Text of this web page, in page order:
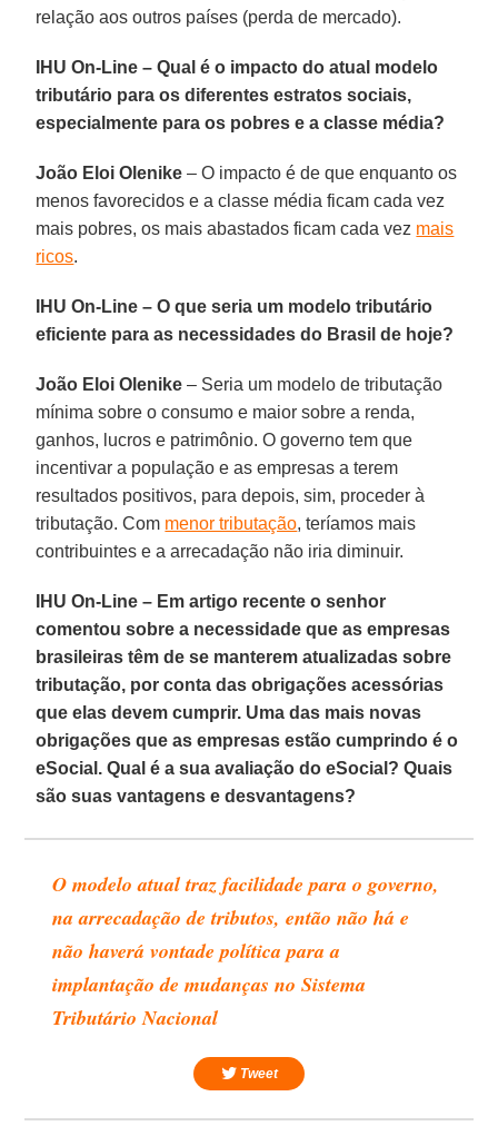
relação aos outros países (perda de mercado).
IHU On-Line – Qual é o impacto do atual modelo
tributário para os diferentes estratos sociais,
especialmente para os pobres e a classe média?
João Eloi Olenike – O impacto é de que enquanto os
menos favorecidos e a classe média ficam cada vez
mais pobres, os mais abastados ficam cada vez mais
ricos.
IHU On-Line – O que seria um modelo tributário
eficiente para as necessidades do Brasil de hoje?
João Eloi Olenike – Seria um modelo de tributação
mínima sobre o consumo e maior sobre a renda,
ganhos, lucros e patrimônio. O governo tem que
incentivar a população e as empresas a terem
resultados positivos, para depois, sim, proceder à
tributação. Com menor tributação, teríamos mais
contribuintes e a arrecadação não iria diminuir.
IHU On-Line – Em artigo recente o senhor
comentou sobre a necessidade que as empresas
brasileiras têm de se manterem atualizadas sobre
tributação, por conta das obrigações acessórias
que elas devem cumprir. Uma das mais novas
obrigações que as empresas estão cumprindo é o
eSocial. Qual é a sua avaliação do eSocial? Quais
são suas vantagens e desvantagens?
O modelo atual traz facilidade para o governo,
na arrecadação de tributos, então não há e
não haverá vontade política para a
implantação de mudanças no Sistema
Tributário Nacional
Tweet